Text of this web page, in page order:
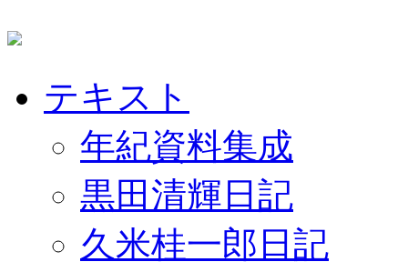
テキスト
年紀資料集成
黒田清輝日記
久米桂一郎日記